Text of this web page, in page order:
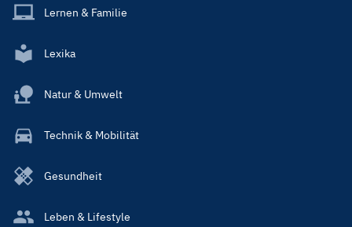
Lernen & Familie
Lexika
Natur & Umwelt
Technik & Mobilität
Gesundheit
Leben & Lifestyle